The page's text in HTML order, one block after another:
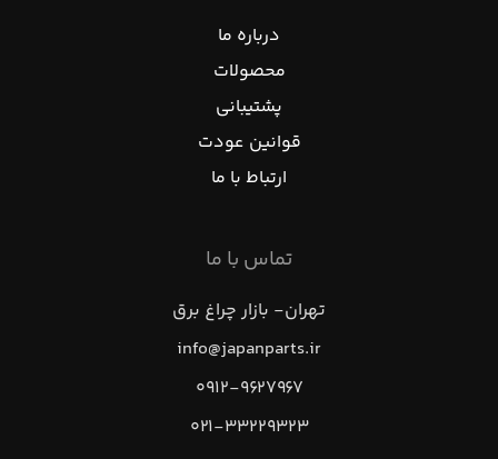
درباره ما
محصولات
پشتیبانی
قوانین عودت
ارتباط با ما
تماس با ما
تهران- بازار چراغ برق
info@japanparts.ir
۰۹۱۲-۹۶۲۷۹۶۷
۰۲۱-۳۳۲۲۹۳۲۳